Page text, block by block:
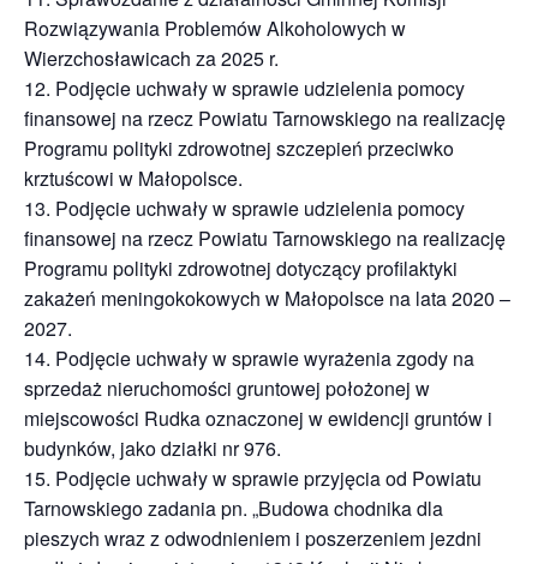
Rozwiązywania Problemów Alkoholowych w
Wierzchosławicach za 2025 r.
12. Podjęcie uchwały w sprawie udzielenia pomocy
finansowej na rzecz Powiatu Tarnowskiego na realizację
Programu polityki zdrowotnej szczepień przeciwko
krztuścowi w Małopolsce.
13. Podjęcie uchwały w sprawie udzielenia pomocy
finansowej na rzecz Powiatu Tarnowskiego na realizację
Programu polityki zdrowotnej dotyczący profilaktyki
zakażeń meningokokowych w Małopolsce na lata 2020 –
2027.
14. Podjęcie uchwały w sprawie wyrażenia zgody na
sprzedaż nieruchomości gruntowej położonej w
miejscowości Rudka oznaczonej w ewidencji gruntów i
budynków, jako działki nr 976.
15. Podjęcie uchwały w sprawie przyjęcia od Powiatu
Tarnowskiego zadania pn. „Budowa chodnika dla
pieszych wraz z odwodnieniem i poszerzeniem jezdni